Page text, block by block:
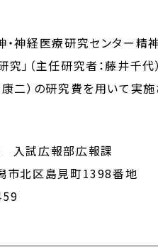
・神経医療研究センター精
究」（主任研究者：藤井千
二）の研究費を用いて実施
入試広報部広報課
市北区島見町1398番地